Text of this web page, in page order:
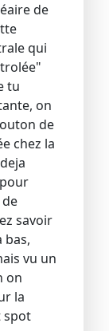
de
qui
tu
on
de
chez la
savoir
bas,
vu un
on
la
spot